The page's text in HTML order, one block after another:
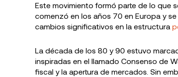
Este movimiento formó parte de lo que
comenzó en los años 70 en Europa y
cambios significativos en la estructura
La década de los 80 y 90 estuvo
inspiradas en el llamado Consenso de
fiscal y la apertura de mercados. Sin